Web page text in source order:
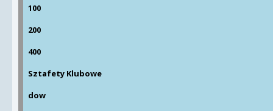
100
200
400
Sztafety Klubowe
dow